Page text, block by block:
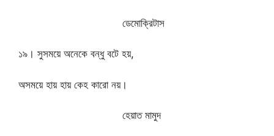
ডেমোক্রিটাস
১৯। সুসময়ে অনেকে বন্ধু বটে হয়,
অসময়ে হায় হায় কেহ কারো নয়।
হেয়াত মামুদ